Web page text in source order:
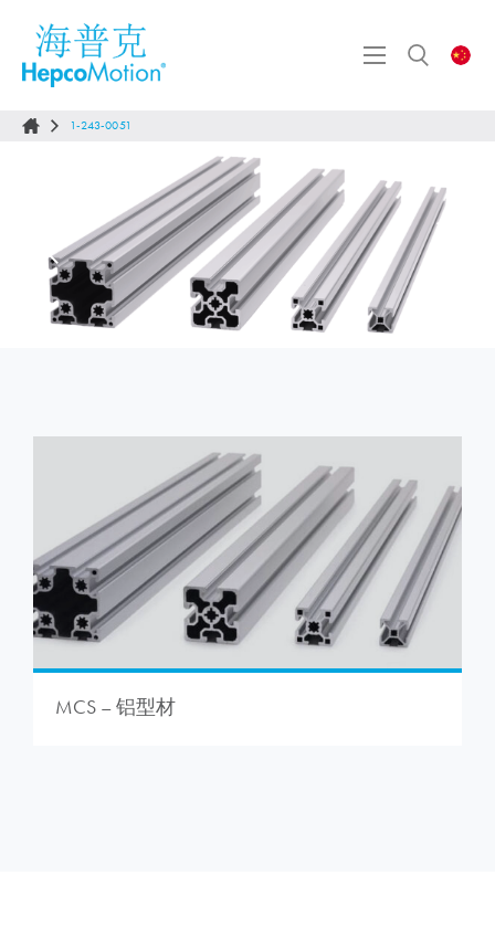
1-243-0051
MCS – 铝型材